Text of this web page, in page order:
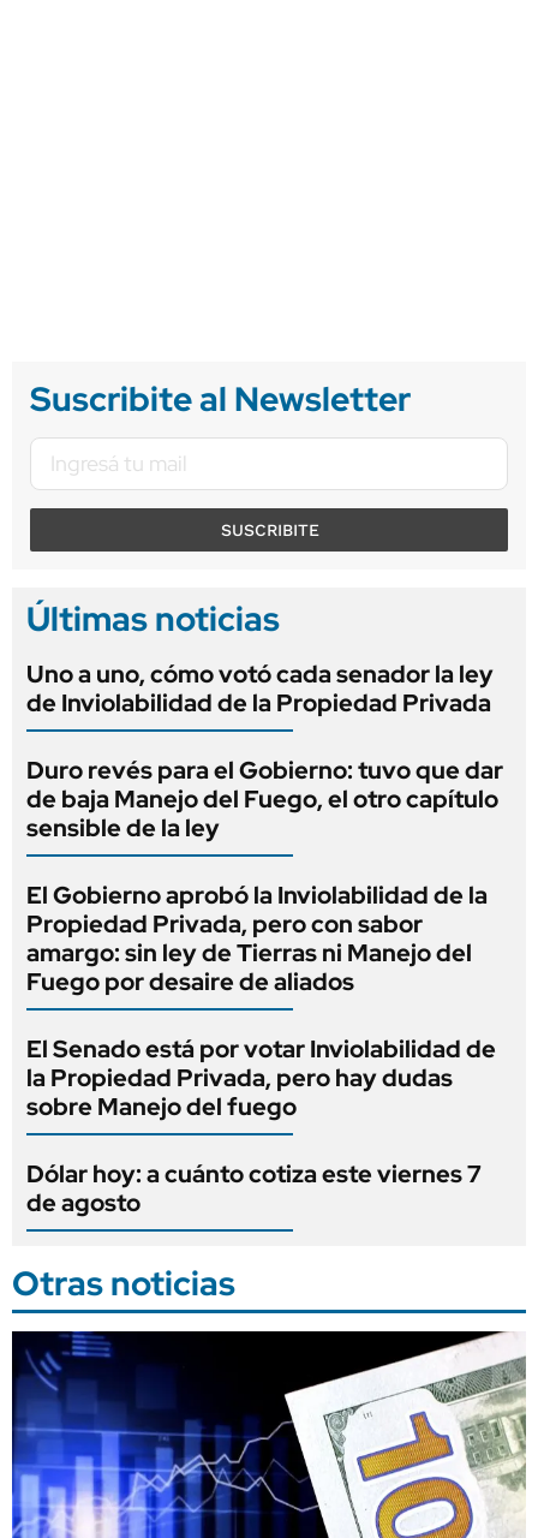
Suscribite al Newsletter
SUSCRIBITE
Últimas noticias
Uno a uno, cómo votó cada senador la ley
de Inviolabilidad de la Propiedad Privada
Duro revés para el Gobierno: tuvo que dar
de baja Manejo del Fuego, el otro capítulo
sensible de la ley
El Gobierno aprobó la Inviolabilidad de la
Propiedad Privada, pero con sabor
amargo: sin ley de Tierras ni Manejo del
Fuego por desaire de aliados
El Senado está por votar Inviolabilidad de
la Propiedad Privada, pero hay dudas
sobre Manejo del fuego
Dólar hoy: a cuánto cotiza este viernes 7
de agosto
Otras noticias